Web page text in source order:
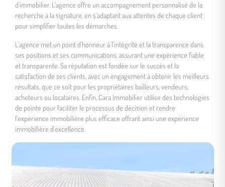
d’immobilier. L'agence offre un accompagnement personnalisé de la
recherche à la signature, en s'adaptant aux attentes de chaque client
pour simplifier toutes les démarches.
L'agence met un point d'honneur à l'intégrité et la transparence dans
ses positions et ses communications, assurant une expérience fiable
et transparente. Sa réputation est fondée sur le succès et la
satisfaction de ses clients, avec un engagement à obtenir les meilleurs
résultats, que ce soit pour les propriétaires bailleurs, vendeurs,
acheteurs ou locataires. Enfin, Cara Immobilier utilise des technologies
de pointe pour faciliter le processus de décision et rendre
l'expérience immobilière plus efficace offrant ainsi une expérience
immobilière d'excellence.